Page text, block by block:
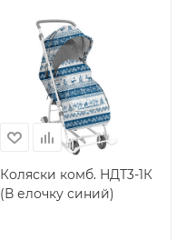
Коляски комб. НДТ3-1К
(В елочку синий)